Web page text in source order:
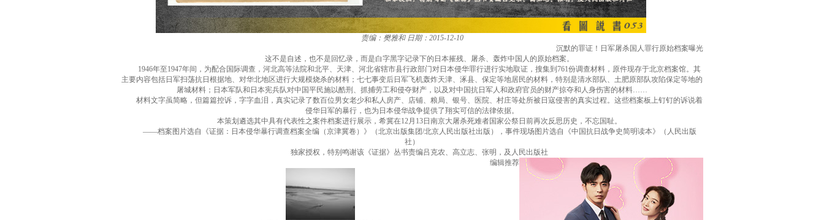
责编：樊雅和 日期：2015-12-10
沉默的罪证！日军屠杀国人罪行原始档案曝光
这不是自述，也不是回忆录，而是白字黑字记录下的日本摧残、屠杀、轰炸中国人的原始档案。
1946年至1947年间，为配合国际调查，河北高等法院和北平、天津、河北省辖市县行政部门对日本侵华罪行进行实地取证，搜集到761份调查材料，原件现存于北京档案馆。其
主要内容包括日军扫荡抗日根据地、对华北地区进行大规模烧杀的材料；七七事变后日军飞机轰炸天津、涿县、保定等地居民的材料，特别是清水部队、土肥原部队攻陷保定等地的
屠城材料；日本军队和日本宪兵队对中国平民施以酷刑、抓捕劳工和侵夺财产，以及对中国抗日军人和政府官员的财产掠夺和人身伤害的材料……
材料文字虽简略，但篇篇控诉，字字血泪，真实记录了数百位男女老少和私人房产、店铺、粮局、银号、医院、村庄等处所被日寇侵害的真实过程。这些档案板上钉钉的诉说着
侵华日军的暴行，也为日本侵华战争提供了翔实可信的法律依据。
本策划遴选其中具有代表性之案件档案进行展示，希冀在12月13日南京大屠杀死难者国家公祭日前再次反思历史，不忘国耻。
——档案图片选自《证据：日本侵华暴行调查档案全编（京津冀卷）》（北京出版集团/北京人民出版社出版），事件现场图片选自《中国抗日战争史简明读本》（人民出版
社）
独家授权，特别鸣谢该《证据》丛书责编吕克农、高立志、张明，及人民出版社
编辑推荐